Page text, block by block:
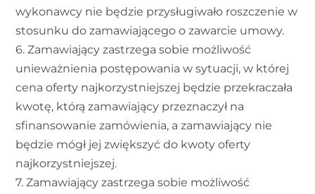
wykonawcy nie będzie przysługiwało roszczenie w
stosunku do zamawiającego o zawarcie umowy.
6. Zamawiający zastrzega sobie możliwość
unieważnienia postępowania w sytuacji, w której
cena oferty najkorzystniejszej będzie przekraczała
kwotę, którą zamawiający przeznaczył na
sfinansowanie zamówienia, a zamawiający nie
będzie mógł jej zwiększyć do kwoty oferty
najkorzystniejszej.
7. Zamawiający zastrzega sobie możliwość